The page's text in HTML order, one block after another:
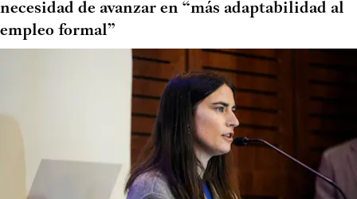
necesidad de avanzar en “más adaptabilidad al
empleo formal”